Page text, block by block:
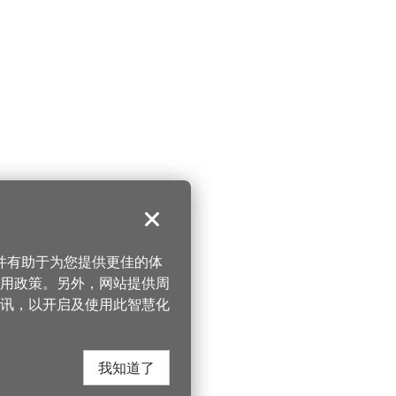
关闭
助于为您提供更佳的体
政策。另外，网站提供周
，以开启及使用此智慧化
我知道了